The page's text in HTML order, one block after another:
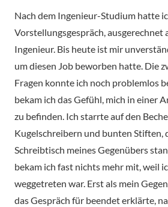
Nach dem Ingenieur-Studium hatte
Vorstellungsgespräch, ausgerechnet
Ingenieur. Bis heute ist mir
um diesen Job beworben hatte. Die
Fragen konnte ich noch problemlos
bekam ich das Gefühl, mich in einer
zu befinden. Ich starrte auf den
Kugelschreibern und bunten Stiften,
Schreibtisch meines Gegenübers
bekam ich fast nichts mehr mit, weil
weggetreten war. Erst als mein
das Gespräch für beendet erklärte,